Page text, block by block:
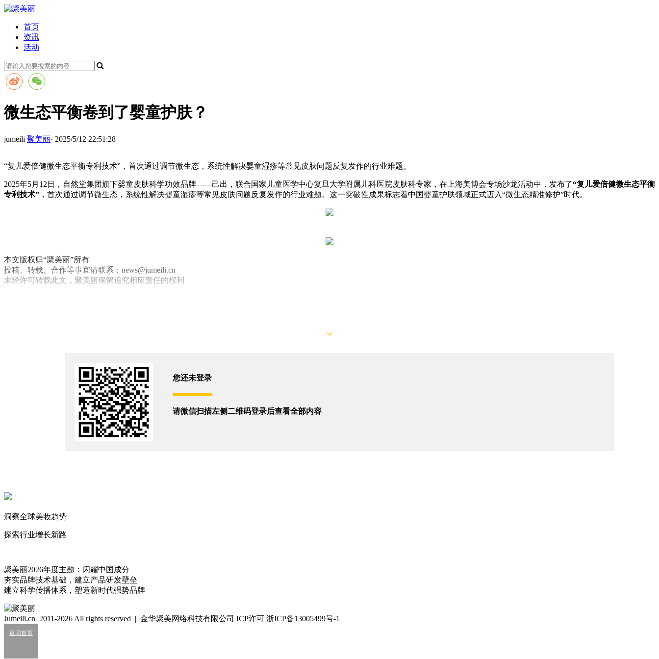
首页
资讯
活动
微生态平衡卷到了婴童护肤？
jumeili 聚美丽· 2025/5/12 22:51:28
“复儿爱倍健微生态平衡专利技术”，首次通过调节微生态，系统性解决婴童湿疹等常见皮肤问题反复发作的行业难题。
2025年5月12日，自然堂集团旗下婴童皮肤科学功效品牌——己出，联合国家儿童医学中心复旦大学附属儿科医院皮肤科专家，在上海美博会专场沙龙活动中，发布了“复儿爱倍健微生态平衡
专利技术” ，首次通过调节微生态，系统性解决婴童湿疹等常见皮肤问题反复发作的行业难题。这一突破性成果标志着中国婴童护肤领域正式迈入“微生态精准修护”时代。
本文版权归“聚美丽”所有
投稿、转载、合作等事宜请联系：news@jumeili.cn
未经许可转载此文，聚美丽保留追究相应责任的权利
打开微信扫码登录
拆解婴童护肤品牌newpage一页，对“做题式父母”的洞察和科学解法
2023/12/1
最新通报，金发拉比、红色蜗牛生产企业又双叒被“点名”
3199
细胞级抗衰：功效护肤的下一轮大风口？
2026/07/24
业绩大涨，皮肤科巨头杀入全球美妆十强？
2026/07/24
您还未登录
请微信扫描左侧二维码登录后查看全部内容
洞察全球美妆趋势
探索行业增长新路
聚美丽2026年度主题：闪耀中国成分
夯实品牌技术基础，建立产品研发壁垒
建立科学传播体系，塑造新时代强势品牌
Jumeili.cn 2011-2026 All rights reserved | 金华聚美网络科技有限公司 ICP许可 浙ICP备13005499号-1
返回首页